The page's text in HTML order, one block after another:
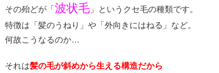
その殆どが「 波状毛 」というクセ毛の種類です。
特徴は「髪のうねり」や「外向きにはねる」など。
何故こうなるのか…
それは髪の毛が斜めから生える構造だから